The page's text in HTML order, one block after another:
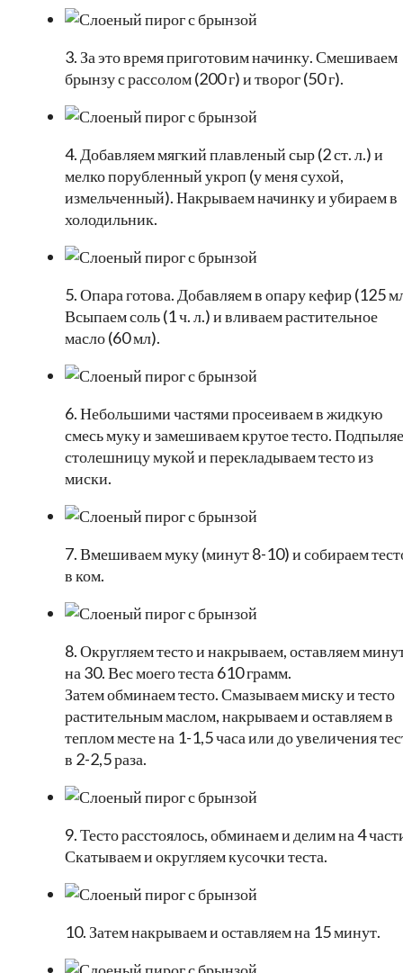
3. За это время приготовим начинку. Смешиваем
брынзу с рассолом (200 г) и творог (50 г).
4. Добавляем мягкий плавленый сыр (2 ст. л.) и
мелко порубленный укроп (у меня сухой,
измельченный). Накрываем начинку и убираем в
холодильник.
5. Опара готова. Добавляем в опару кефир (125
Всыпаем соль (1 ч. л.) и вливаем растительное
масло (60 мл).
6. Небольшими частями просеиваем в жидкую
смесь муку и замешиваем крутое тесто.
столешницу мукой и перекладываем тесто из
миски.
7. Вмешиваем муку (минут 8-10) и собираем
в ком.
8. Округляем тесто и накрываем, оставляем
на 30. Вес моего теста 610 грамм.
Затем обминаем тесто. Смазываем миску и тесто
растительным маслом, накрываем и оставляем в
теплом месте на 1-1,5 часа или до увеличения
в 2-2,5 раза.
9. Тесто расстоялось, обминаем и делим на 4
Скатываем и округляем кусочки теста.
10. Затем накрываем и оставляем на 15 минут.